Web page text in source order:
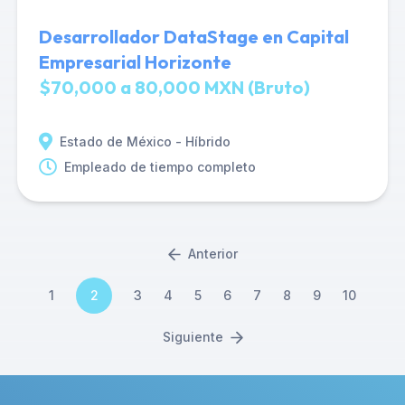
Desarrollador DataStage en Capital
Empresarial Horizonte
$70,000 a 80,000 MXN (Bruto)
Estado de México - Híbrido
Empleado de tiempo completo
Anterior
1 2 3 4 5 6 7 8 9 10
Siguiente